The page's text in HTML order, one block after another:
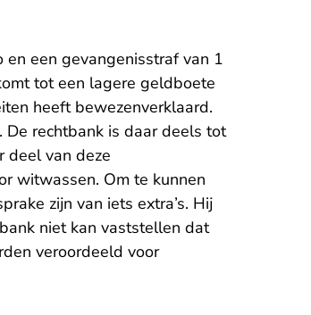
een gevangenisstraf van 1
tot een lagere geldboete
heeft bewezenverklaard.
rechtbank is daar deels tot
deel van deze
witwassen. Om te kunnen
zijn van iets extra’s. Hij
niet kan vaststellen dat
veroordeeld voor